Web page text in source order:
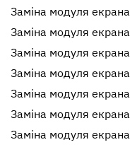
Заміна модуля екрана
Заміна модуля екрана
Заміна модуля екрана
Заміна модуля екрана
Заміна модуля екрана
Заміна модуля екрана
Заміна модуля екрана